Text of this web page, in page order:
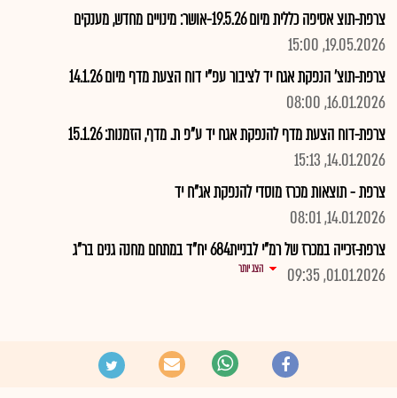
צרפת-תוצ אסיפה כללית מיום 19.5.26-אושר: מינויים מחדש, מענקים
19.05.2026, 15:00
צרפת-תוצ' הנפקת אגח יד לציבור עפ"י דוח הצעת מדף מיום 14.1.26
16.01.2026, 08:00
צרפת-דוח הצעת מדף להנפקת אגח יד ע"פ ת. מדף, הזמנות: 15.1.26
14.01.2026, 15:13
צרפת - תוצאות מכרז מוסדי להנפקת אג"ח יד
14.01.2026, 08:01
צרפת-זכייה במכרז של רמ"י לבניית684 יח"ד במתחם מחנה גנים בר"ג
01.01.2026, 09:35
הצג יותר